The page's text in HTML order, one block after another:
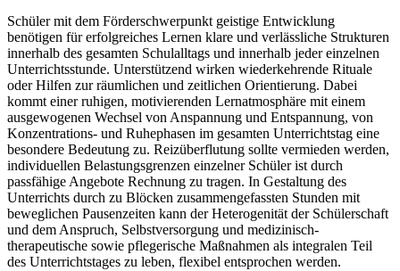
Schüler mit dem Förderschwerpunkt geistige Entwicklung
benötigen für erfolgreiches Lernen klare und verlässliche Strukturen
innerhalb des gesamten Schulalltags und innerhalb jeder einzelnen
Unterrichtsstunde. Unterstützend wirken wiederkehrende Rituale
oder Hilfen zur räumlichen und zeitlichen Orientierung. Dabei
kommt einer ruhigen, motivierenden Lernatmosphäre mit einem
ausgewogenen Wechsel von Anspannung und Entspannung, von
Konzentrations- und Ruhephasen im gesamten Unterrichtstag eine
besondere Bedeutung zu. Reizüberflutung sollte vermieden werden,
individuellen Belastungsgrenzen einzelner Schüler ist durch
passfähige Angebote Rechnung zu tragen. In Gestaltung des
Unterrichts durch zu Blöcken zusammengefassten Stunden mit
beweglichen Pausenzeiten kann der Heterogenität der Schülerschaft
und dem Anspruch, Selbstversorgung und medizinisch-
therapeutische sowie pflegerische Maßnahmen als integralen Teil
des Unterrichtstages zu leben, flexibel entsprochen werden.